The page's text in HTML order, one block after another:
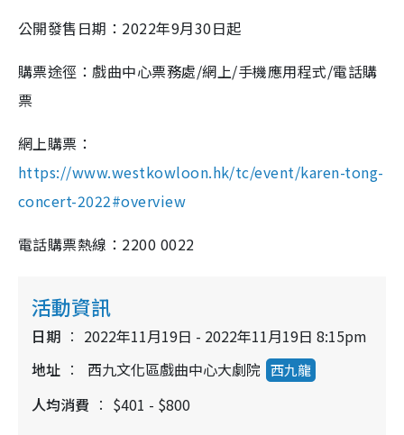
公開發售日期： 2022年9月30日起
購票途徑：戲曲中心票務處/網上/手機應用程式/電話購
票
網上購票：
https://www.westkowloon.hk/tc/event/karen-tong-
concert-2022#overview
電話購票熱線： 2200 0022
活動資訊
日期
2022年11月19日 - 2022年11月19日 8:15pm
地址
西九文化區戲曲中心大劇院 西九龍
人均消費 $401 - $800